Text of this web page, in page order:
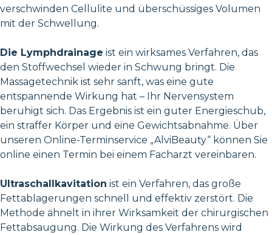
verschwinden Cellulite und überschüssiges Volumen
mit der Schwellung.
Die Lymphdrainage ist ein wirksames Verfahren, das
den Stoffwechsel wieder in Schwung bringt. Die
Massagetechnik ist sehr sanft, was eine gute
entspannende Wirkung hat – Ihr Nervensystem
beruhigt sich. Das Ergebnis ist ein guter Energieschub,
ein straffer Körper und eine Gewichtsabnahme. Über
unseren Online-Terminservice „AlviBeauty“ können Sie
online einen Termin bei einem Facharzt vereinbaren.
Ultraschallkavitation ist ein Verfahren, das große
Fettablagerungen schnell und effektiv zerstört. Die
Methode ähnelt in ihrer Wirksamkeit der chirurgischen
Fettabsaugung. Die Wirkung des Verfahrens wird